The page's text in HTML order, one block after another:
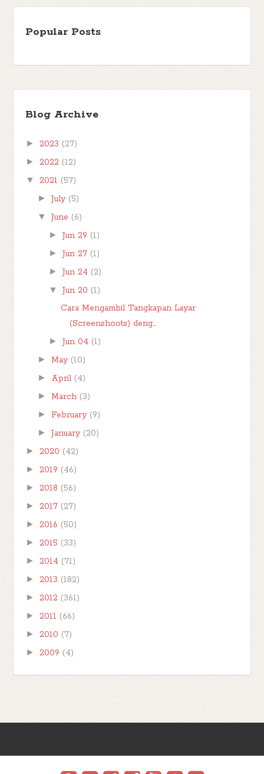
Popular Posts
Blog Archive
► 2023 (27)
► 2022 (12)
▼ 2021 (57)
► July (5)
▼ June (6)
► Jun 29 (1)
► Jun 27 (1)
► Jun 24 (2)
▼ Jun 20 (1)
Cara Mengambil Tangkapan Layar
(Screenshoots) deng...
► Jun 04 (1)
► May (10)
► April (4)
► March (3)
► February (9)
► January (20)
► 2020 (42)
► 2019 (46)
► 2018 (56)
► 2017 (27)
► 2016 (50)
► 2015 (33)
► 2014 (71)
► 2013 (182)
► 2012 (361)
► 2011 (66)
► 2010 (7)
► 2009 (4)